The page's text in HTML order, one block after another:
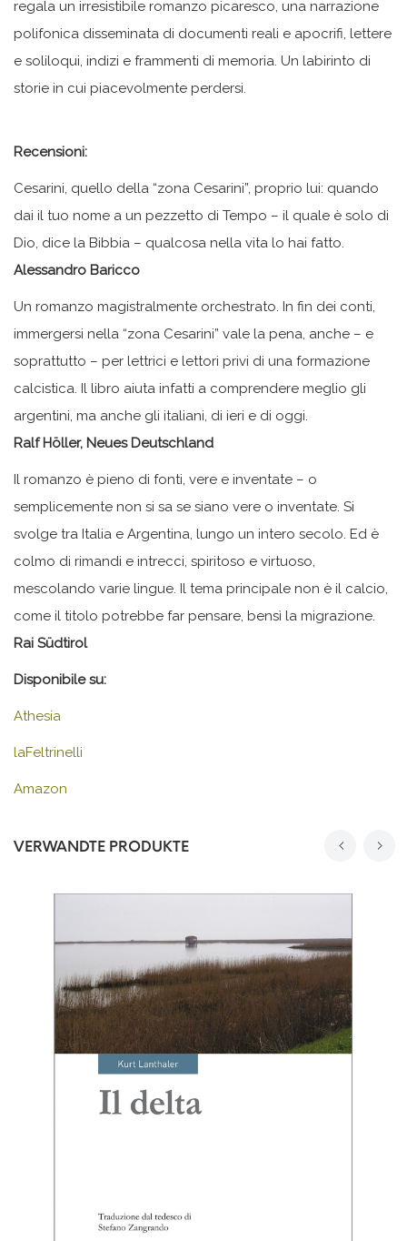
regala un irresistibile romanzo picaresco, una narrazione
polifonica disseminata di documenti reali e apocrifi, lettere
e soliloqui, indizi e frammenti di memoria. Un labirinto di
storie in cui piacevolmente perdersi.
Recensioni:
Cesarini, quello della “zona Cesarini”, proprio lui: quando
dai il tuo nome a un pezzetto di Tempo – il quale è solo di
Dio, dice la Bibbia – qualcosa nella vita lo hai fatto.
Alessandro Baricco
Un romanzo magistralmente orchestrato. In fin dei conti,
immergersi nella “zona Cesarini” vale la pena, anche – e
soprattutto – per lettrici e lettori privi di una formazione
calcistica. Il libro aiuta infatti a comprendere meglio gli
argentini, ma anche gli italiani, di ieri e di oggi.
Ralf Höller, Neues Deutschland
Il romanzo è pieno di fonti, vere e inventate – o
semplicemente non si sa se siano vere o inventate. Si
svolge tra Italia e Argentina, lungo un intero secolo. Ed è
colmo di rimandi e intrecci, spiritoso e virtuoso,
mescolando varie lingue. Il tema principale non è il calcio,
come il titolo potrebbe far pensare, bensì la migrazione.
Rai Südtirol
Disponibile su:
Athesia
laFeltrinelli
Amazon
VERWANDTE PRODUKTE